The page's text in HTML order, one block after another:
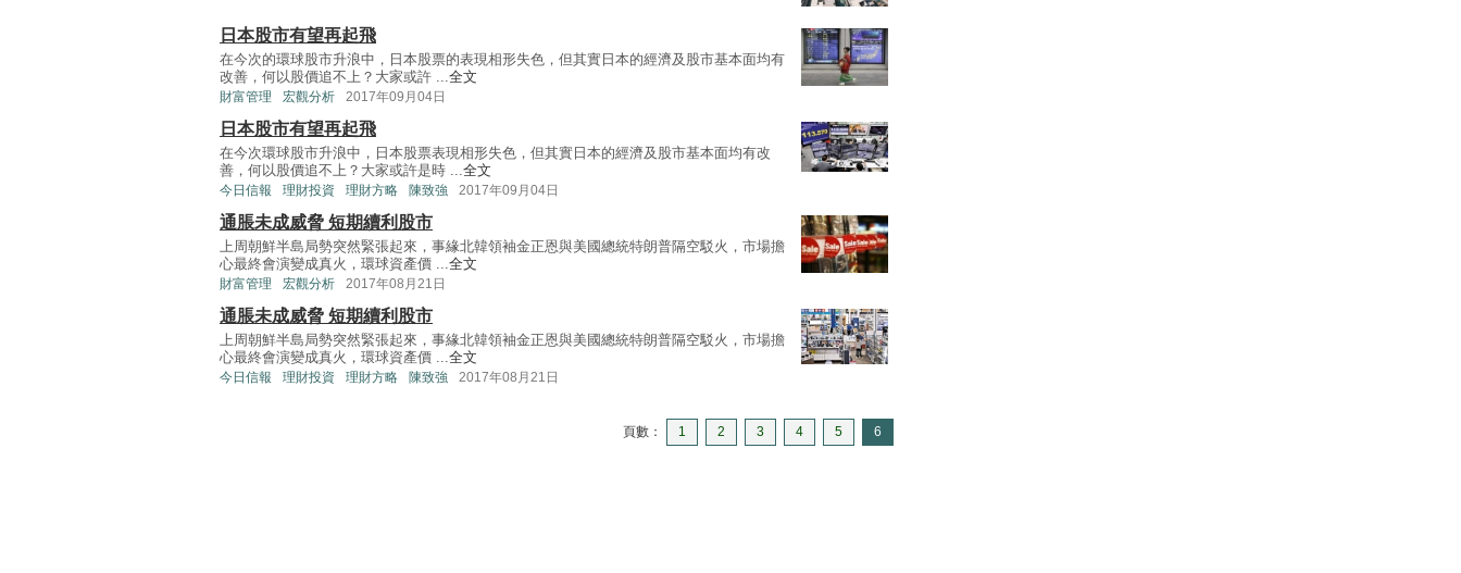
日本股市有望再起飛
在今次的環球股市升浪中，日本股票的表現相形失色，但其實日本的經濟及股市基本面均有
改善，何以股價追不上？大家或許 ... 全文
財富管理 宏觀分析 2017年09月04日
日本股市有望再起飛
在今次環球股市升浪中，日本股票表現相形失色，但其實日本的經濟及股市基本面均有改
善，何以股價追不上？大家或許是時 ... 全文
今日信報 理財投資 理財方略 陳致強 2017年09月04日
通脹未成威脅 短期續利股市
上周朝鮮半島局勢突然緊張起來，事緣北韓領袖金正恩與美國總統特朗普隔空駁火，市場擔
心最終會演變成真火，環球資產價 ... 全文
財富管理 宏觀分析 2017年08月21日
通脹未成威脅 短期續利股市
上周朝鮮半島局勢突然緊張起來，事緣北韓領袖金正恩與美國總統特朗普隔空駁火，市場擔
心最終會演變成真火，環球資產價 ... 全文
今日信報 理財投資 理財方略 陳致強 2017年08月21日
頁數： 1 2 3 4 5 6